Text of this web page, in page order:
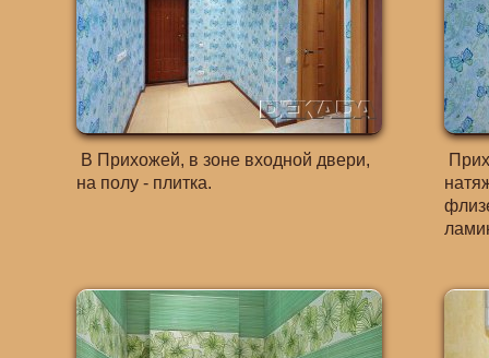
В Прихожей, в зоне входной двери,
на полу - плитка.